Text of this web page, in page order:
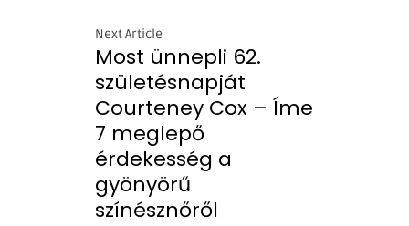
Next Article
Most ünnepli 62.
születésnapját
Courteney Cox – Íme
7 meglepő
érdekesség a
gyönyörű
színésznőről